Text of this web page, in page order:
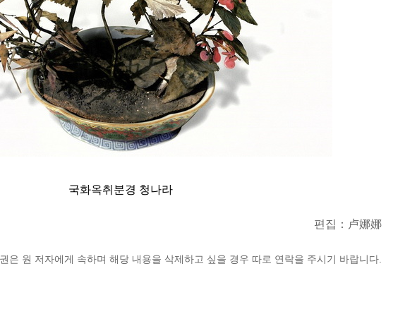
국화옥취분경 청나라
편집：卢娜娜
은 원 저자에게 속하며 해당 내용을 삭제하고 싶을 경우 따로 연락을 주시기 바랍니다.